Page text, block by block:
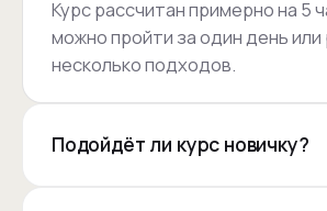
Курс рассчитан примерно на 5
можно пройти за один день или
несколько подходов.
Подойдёт ли курс новичку?